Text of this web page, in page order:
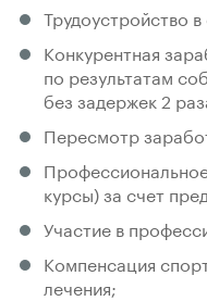
Трудоустройство
Конкурентная
по результатам
без задержек 2
Пересмотр
курсы) за счет
Участие в
Компенсация
лечения;